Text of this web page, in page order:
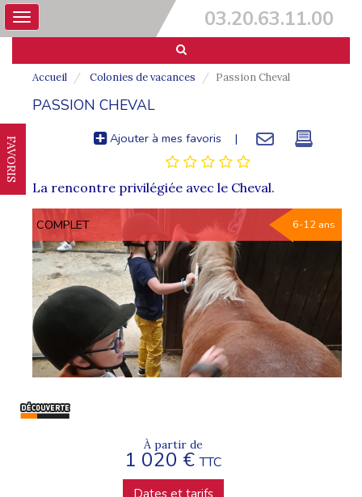
03.20.63.11.00
Toggle
navigation
FAVORIS
Accueil Colonies de vacances Passion Cheval
PASSION CHEVAL
Ajouter à mes favoris |
La rencontre privilégiée avec le Cheval.
COMPLET 6-12 ans
À partir de
1 020 €TTC
Dates et tarifs